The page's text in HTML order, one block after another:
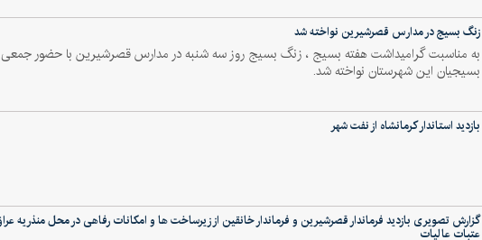
زنگ بسیج در مدارس قصرشیرین نواخته شد
به مناسبت گرامیداشت هفته بسیج ، زنگ بسیج روز سه شنبه در مدارس قصرشیرین با حضور جمعی
بسیجیان این شهرستان نواخته شد.
بازدید استاندار کرمانشاه از نفت شهر
گزارش تصویری بازدید فرماندار قصرشیرین و فرماندار خانقین از زیرساخت ها و امکانات رفاهی در محل منذریه
عتبات عالیات